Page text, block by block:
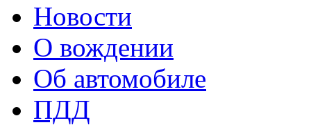
Новости
О вождении
Об автомобиле
ПДД